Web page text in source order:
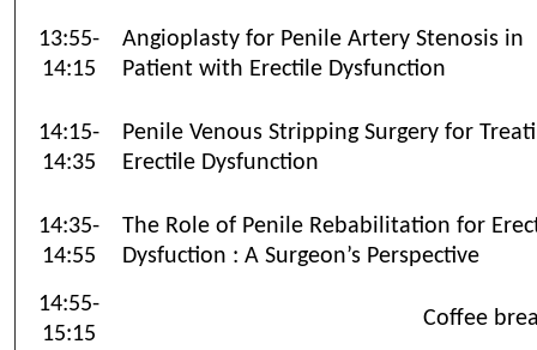
13:55-
14:15
Angioplasty for Penile Artery Stenosis in
Patient with Erectile Dysfunction
14:15-
14:35
Penile Venous Stripping Surgery for
Erectile Dysfunction
14:35-
14:55
The Role of Penile Rebabilitation for
Dysfuction : A Surgeon’s Perspective
14:55-
15:15
Coffee